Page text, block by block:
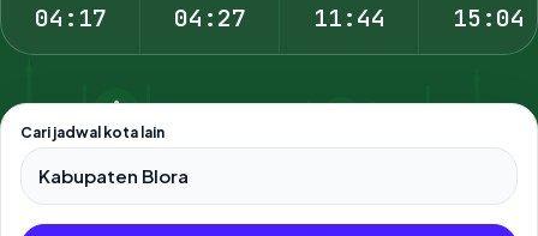
04:17 04:27 11:44 15:04
Cari jadwal kota lain
Pilih salah satu dari 500+ kota dan kabupaten di Indonesia.